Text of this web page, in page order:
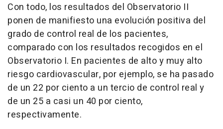
Con todo, los resultados del Observatorio II
ponen de manifiesto una evolución positiva del
grado de control real de los pacientes,
comparado con los resultados recogidos en el
Observatorio I. En pacientes de alto y muy alto
riesgo cardiovascular, por ejemplo, se ha pasado
de un 22 por ciento a un tercio de control real y
de un 25 a casi un 40 por ciento,
respectivamente.